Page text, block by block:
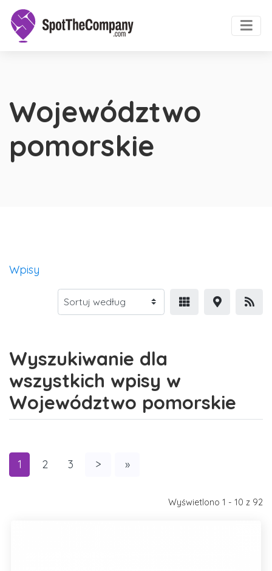
Województwo
pomorskie
Wpisy
Wyszukiwanie dla
wszystkich wpisy w
Województwo pomorskie
1 2 3 > »
Wyświetlono 1 - 10 z 92